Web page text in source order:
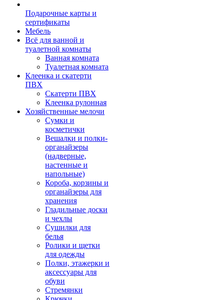
Подарочные карты и
сертификаты
Мебель
Всё для ванной и
туалетной комнаты
Ванная комната
Туалетная комната
Клеенка и скатерти
ПВХ
Скатерти ПВХ
Клеенка рулонная
Хозяйственные мелочи
Сумки и
косметички
Вешалки и полки-
органайзеры
(надверные,
настенные и
напольные)
Короба, корзины и
органайзеры для
хранения
Гладильные доски
и чехлы
Сушилки для
белья
Ролики и щетки
для одежды
Полки, этажерки и
аксессуары для
обуви
Стремянки